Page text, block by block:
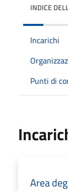
INDICE
Incarichi
Punti di
Area